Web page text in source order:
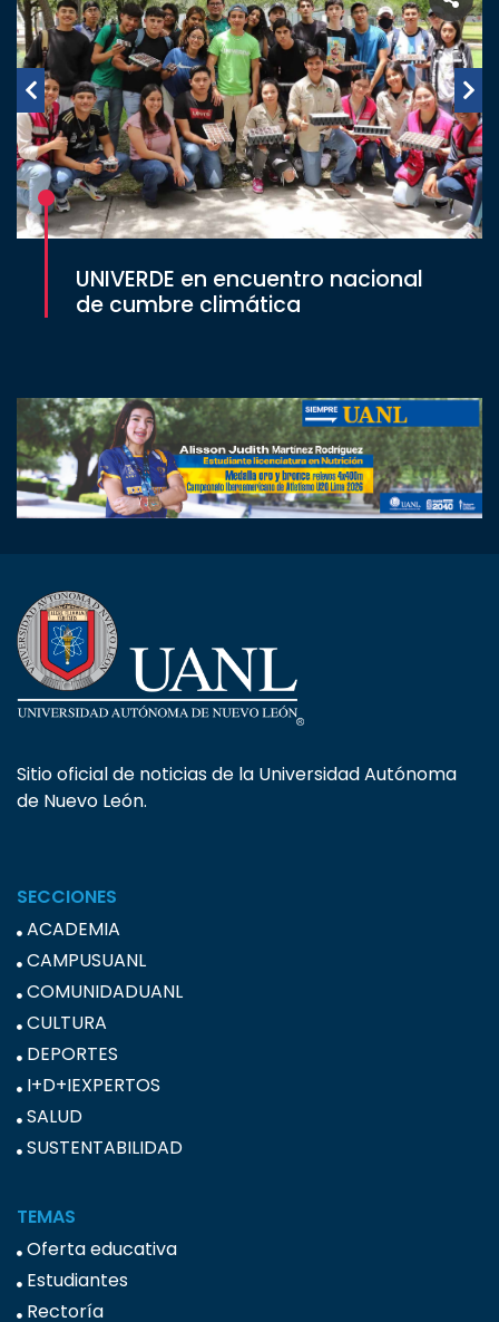
UNIVERDE en encuentro nacional
de cumbre climática
Sitio oficial de noticias de la Universidad Autónoma
de Nuevo León.
SECCIONES
ACADEMIA
CAMPUSUANL
COMUNIDADUANL
CULTURA
DEPORTES
I+D+IEXPERTOS
SALUD
SUSTENTABILIDAD
TEMAS
Oferta educativa
Estudiantes
Rectoría